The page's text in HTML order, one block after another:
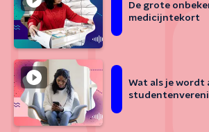
De grote
medicijntekort
Wat als je wordt